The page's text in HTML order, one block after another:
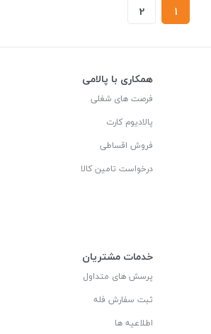
1
2
همکاری با پالامی
فرصت های شغلی
پالادیوم کارت
فروش اقساطی
درخواست تامین کالا
خدمات مشتریان
پرسش های متداول
ثبت سفارش فله
اطلاعیه ها